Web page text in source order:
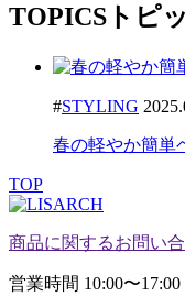
TOPICS トピ
#STYLING
春の軽やか簡単
TOP
商品に関するお問い
営業時間 10:00〜